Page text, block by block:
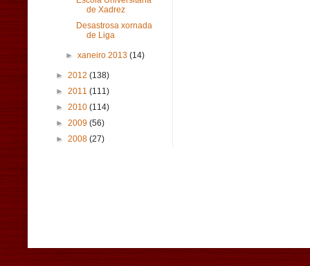
de Xadrez
Desastrosa xornada
de Liga
►xaneiro 2013(14)
► 2012 (138)
► 2011 (111)
► 2010 (114)
► 2009 (56)
► 2008 (27)